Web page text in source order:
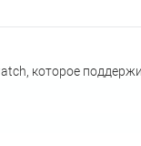
, которое